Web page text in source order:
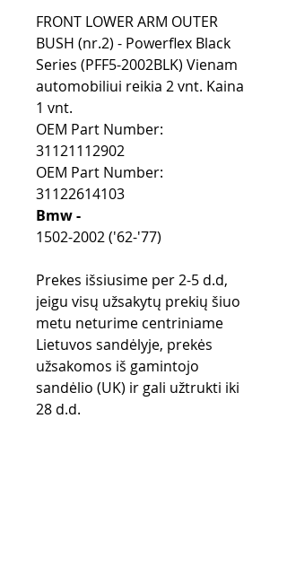
FRONT LOWER ARM OUTER
BUSH (nr.2) - Powerflex Black
Series (PFF5-2002BLK) Vienam
automobiliui reikia 2 vnt. Kaina
1 vnt.
OEM Part Number:
31121112902
OEM Part Number:
31122614103
Bmw -
1502-2002 ('62-'77)
Prekes išsiusime per 2-5 d.d,
jeigu visų užsakytų prekių šiuo
metu neturime centriniame
Lietuvos sandėlyje, prekės
užsakomos iš gamintojo
sandėlio (UK) ir gali užtrukti iki
28 d.d.